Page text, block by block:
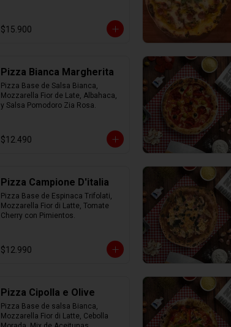
$15.900
Pizza Bianca Margherita
Pizza Base de Salsa Bianca,
Mozzarella Fior de Late, Albahaca,
y Salsa Pomodoro Zia Rosa.
$12.490
Pizza Campione D'italia
Pizza Base de Espinaca Trifolati,
Mozzarella Fior di Latte, Tomate
Cherry con Pimientos.
$12.990
Pizza Cipolla e Olive
Pizza Base de salsa Bianca,
Mozzarella Fior di Latte, Cebolla